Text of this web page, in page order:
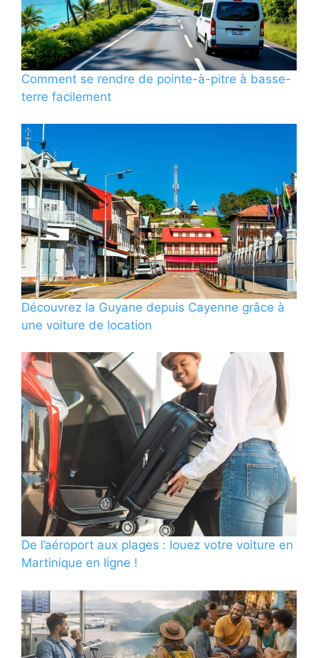
Comment se rendre de pointe-à-pitre à basse-
terre facilement
Découvrez la Guyane depuis Cayenne grâce à
une voiture de location
De l’aéroport aux plages : louez votre voiture en
Martinique en ligne !